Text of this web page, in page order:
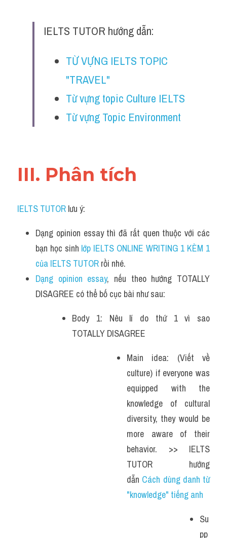
Reading
IELTS TUTOR hướng dẫn:
TỪ VỰNG IELTS TOPIC
"TRAVEL"
Từ vựng topic Culture IELTS
Từ vựng Topic Environment
III. Phân tích
IELTS TUTOR lưu ý:
Dạng opinion essay thì đã rất quen thuộc với các
bạn học sinh lớp IELTS ONLINE WRITING 1 KÈM 1
của IELTS TUTOR rồi nhé.
Dạng opinion essay, nếu theo hướng TOTALLY
DISAGREE có thể bố cục bài như sau:
Body 1: Nêu lí do thứ 1 vì sao
TOTALLY DISAGREE
Main idea: (Viết về
culture) if everyone was
equipped with the
knowledge of cultural
diversity, they would be
more aware of their
behavior. >> IELTS
TUTOR hướng
dẫn Cách dùng danh từ
"knowledge" tiếng anh
Su
pp